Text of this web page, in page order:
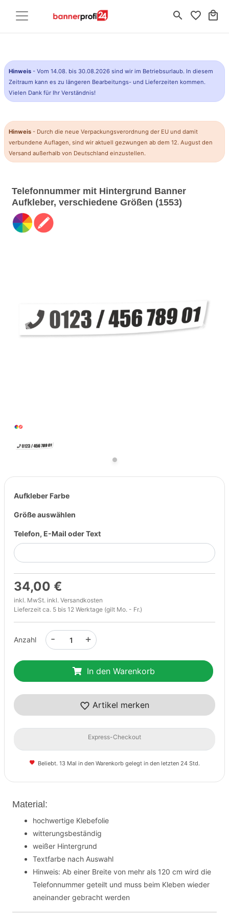
search favorite_border local_mall
Hinweis - Vom 14.08. bis 30.08.2026 sind wir im Betriebsurlaub. In diesem
Zeitraum kann es zu längeren Bearbeitungs- und Lieferzeiten kommen.
Vielen Dank für Ihr Verständnis!
Hinweis - Durch die neue Verpackungsverordnung der EU und damit
verbundene Auflagen, sind wir aktuell gezwungen ab dem 12. August den
Versand außerhalb von Deutschland einzustellen.
Telefonnummer mit Hintergrund Banner
Aufkleber, verschiedene Größen (1553)
Previous
Aufkleber Farbe
Größe auswählen
Telefon, E-Mail oder Text
34,00 €
inkl. MwSt. inkl. Versandkosten
Lieferzeit ca. 5 bis 12 Werktage (gilt Mo. - Fr.)
Anzahl +
-
In den Warenkorb
Artikel merken
Express-Checkout
Beliebt. 13 Mal in den Warenkorb gelegt in den letzten 24 Std.
Material:
hochwertige Klebefolie
witterungsbeständig
weißer Hintergrund
Textfarbe nach Auswahl
Hinweis: Ab einer Breite von mehr als 120 cm wird die
Telefonnummer geteilt und muss beim Kleben wieder
aneinander gebracht werden